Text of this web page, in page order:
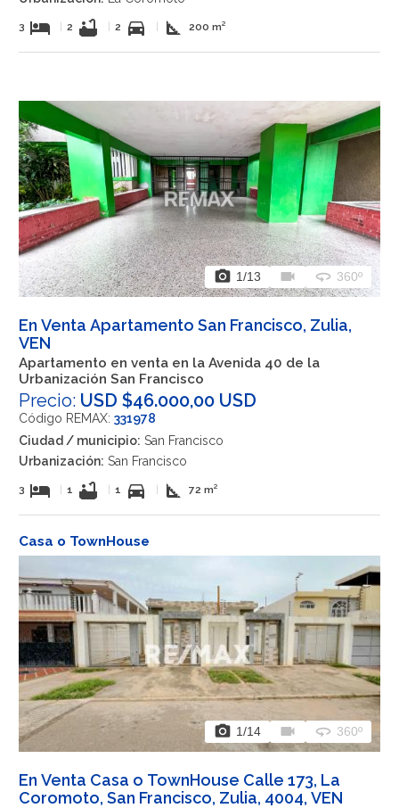
3 hotel 2 bathtub 2 directions_car square_foot 200 m²
photo_camera 1/13 videocam 360 360º
En Venta Apartamento San Francisco, Zulia,
VEN
Apartamento en venta en la Avenida 40 de la
Urbanización San Francisco
Precio: USD $46.000,00 USD
Código REMAX: 331978
Ciudad / municipio: San Francisco
Urbanización: San Francisco
3 hotel 1 bathtub 1 directions_car square_foot 72 m²
Casa o TownHouse
photo_camera 1/14 videocam 360 360º
En Venta Casa o TownHouse Calle 173, La
Coromoto, San Francisco, Zulia, 4004, VEN